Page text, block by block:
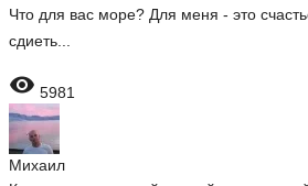
Что для вас море? Для меня - это
сдиеть...
 5981
Михаил